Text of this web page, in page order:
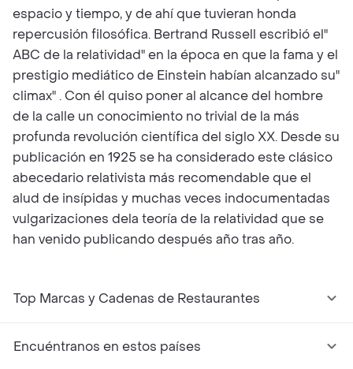
espacio y tiempo, y de ahí que tuvieran honda
repercusión filosófica. Bertrand Russell escribió el"
ABC de la relatividad" en la época en que la fama y el
prestigio mediático de Einstein habían alcanzado su"
climax" . Con él quiso poner al alcance del hombre
de la calle un conocimiento no trivial de la más
profunda revolución científica del siglo XX. Desde su
publicación en 1925 se ha considerado este clásico
abecedario relativista más recomendable que el
alud de insípidas y muchas veces indocumentadas
vulgarizaciones dela teoría de la relatividad que se
han venido publicando después año tras año.
Top Marcas y Cadenas de Restaurantes
Encuéntranos en estos países